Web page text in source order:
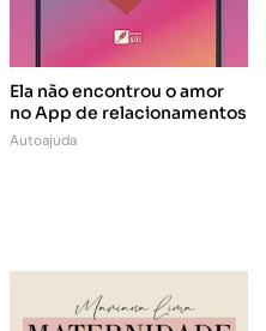
Ela não encontrou o amor
no App de relacionamentos
Autoajuda